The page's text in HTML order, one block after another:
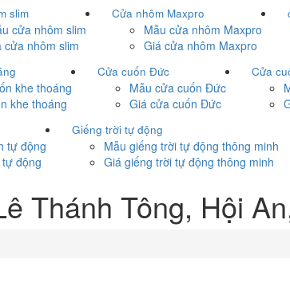
slim
cửa nhôm slim
cửa nhôm slim
Cửa nhôm Maxpro
Mẫu cửa nhôm Maxpro
Giá cửa nhôm Maxpro
khe thoáng
khe thoáng
Cửa cuốn Đức
Mẫu cửa cuốn Đức
Giá cửa cuốn Đức
Cửa
tự động
động
Giếng trời tự động
Mẫu giếng trời tự động thông minh
Giá giếng trời tự động thông minh
Thánh Tông, Hội